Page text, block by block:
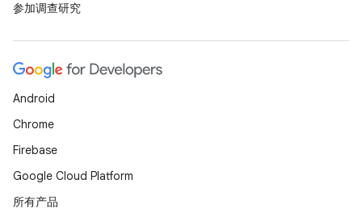
参加调查研究
Android
Chrome
Firebase
Google Cloud Platform
所有产品